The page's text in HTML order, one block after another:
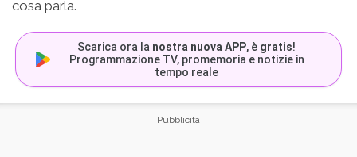
cosa parla.
Scarica ora la nostra nuova APP, è gratis!
Programmazione TV, promemoria e notizie in
tempo reale